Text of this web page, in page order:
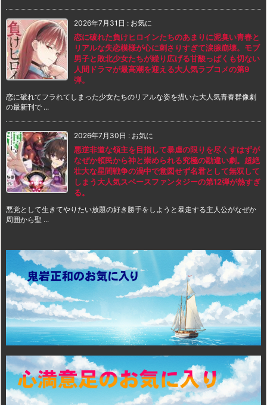
2026年7月31日 : お気に
恋に破れた負けヒロインたちのあまりに泥臭い青春と
リアルな失恋模様が心に刺さりすぎて涙腺崩壊。モブ
男子と敗北少女たちが繰り広げる甘酸っぱくも切ない
人間ドラマが最高潮を迎える大人気ラブコメの第9
弾。
恋に破れてフラれてしまった少女たちのリアルな姿を描いた大人気青春群像劇
の最新刊で ...
2026年7月30日 : お気に
悪逆非道な領主を目指して暴虐の限りを尽くすはずが
なぜか領民から神と崇められる究極の勘違い劇。超絶
壮大な星間戦争の渦中で意図せず名君として無双して
しまう大人気スペースファンタジーの第12弾が熱すぎ
る。
悪党として生きてやりたい放題の好き勝手をしようと暴走する主人公がなぜか
周囲から聖 ...